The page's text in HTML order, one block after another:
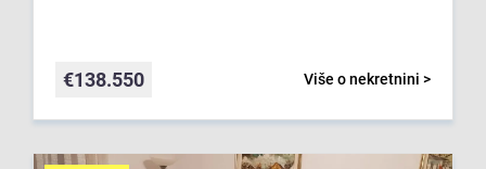
Više o nekretnini >
€138.550